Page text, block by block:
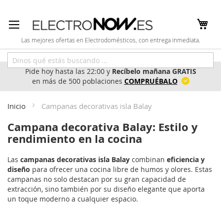
al
contenido
Las mejores ofertas en Electrodomésticos, con entrega inmediata.
Pide hoy hasta las 22:00 yRecíbelo mañana GRATIS
en más de 500 poblaciones COMPRUÉBALO
Inicio Campanas decorativas isla Balay
Campana decorativa Balay: Estilo y
rendimiento en la cocina
Las campanas decorativas isla Balay combinan eficiencia y
diseño para ofrecer una cocina libre de humos y olores. Estas
campanas no solo destacan por su gran capacidad de
extracción, sino también por su diseño elegante que aporta
un toque moderno a cualquier espacio.